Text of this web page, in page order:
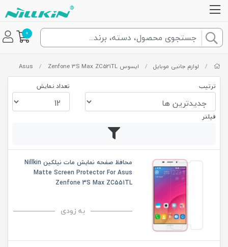
0
/ لوازم جانبی موبایل / ایسوس Asus / Zenfone 3S Max ZC521TL
ترتیب تعداد نمایش
فیلتر
محافظ صفحه نمایش مات نیلکین Nillkin
Matte Screen Protector For Asus
Zenfone 3S Max ZC551TL
به زودی